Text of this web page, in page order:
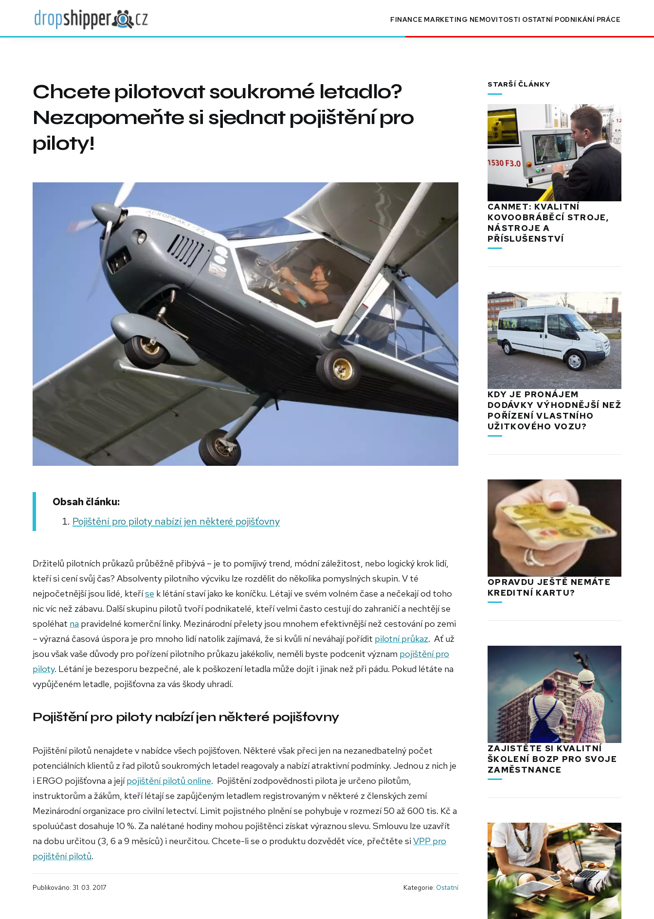
FINANCE MARKETING NEMOVITOSTI OSTATNÍ PODNIKÁNÍ PRÁCE
Chcete pilotovat soukromé letadlo?
Nezapomeňte si sjednat pojištění pro
piloty!
Obsah článku:
Pojištění pro piloty nabízí jen některé pojišťovny
Držitelů pilotních průkazů průběžně přibývá – je to pomíjivý trend, módní záležitost, nebo logický krok lidí,
kteří si cení svůj čas? Absolventy pilotního výcviku lze rozdělit do několika pomyslných skupin. V té
nejpočetnější jsou lidé, kteříse k létání staví jako ke koníčku. Létají ve svém volném čase a nečekají od toho
nic víc než zábavu. Další skupinu pilotů tvoří podnikatelé, kteří velmi často cestují do zahraničí a nechtějí se
spoléhat na pravidelné komerční linky. Mezinárodní přelety jsou mnohem efektivnější než cestování po zemi
– výrazná časová úspora je pro mnoho lidí natolik zajímavá, že si kvůli ní neváhají pořídit pilotní průkaz. Ať už
jsou však vaše důvody pro pořízení pilotního průkazu jakékoliv, neměli byste podcenit význam pojištění pro
piloty. Létání je bezesporu bezpečné, ale k poškození letadla může dojít i jinak než při pádu. Pokud létáte na
vypůjčeném letadle, pojišťovna za vás škody uhradí.
Pojištění pro piloty nabízí jen některé pojišťovny
Pojištění pilotů nenajdete v nabídce všech pojišťoven. Některé však přeci jen na nezanedbatelný počet
potenciálních klientů z řad pilotů soukromých letadel reagovaly a nabízí atraktivní podmínky. Jednou z nich je
i ERGO pojišťovna a jejípojištění pilotů online. Pojištění zodpovědnosti pilota je určeno pilotům,
instruktorům a žákům, kteří létají se zapůjčeným letadlem registrovaným v některé z členských zemí
Mezinárodní organizace pro civilní letectví. Limit pojistného plnění se pohybuje v rozmezí 50 až 600 tis. Kč a
spoluúčast dosahuje 10 %. Za nalétané hodiny mohou pojištěnci získat výraznou slevu. Smlouvu lze uzavřít
na dobu určitou (3, 6 a 9 měsíců) i neurčitou. Chcete-li se o produktu dozvědět více, přečtěte si VPP pro
pojištění pilotů.
Publikováno: 31. 03. 2017 Kategorie: Ostatní
STARŠÍ ČLÁNKY
CANMET: KVALITNÍ
KOVOOBRÁBĚCÍ STROJE,
NÁSTROJE A
PŘÍSLUŠENSTVÍ
KDY JE PRONÁJEM
DODÁVKY VÝHODNĚJŠÍ NEŽ
POŘÍZENÍ VLASTNÍHO
UŽITKOVÉHO VOZU?
OPRAVDU JEŠTĚ NEMÁTE
KREDITNÍ KARTU?
ZAJISTĚTE SI KVALITNÍ
ŠKOLENÍ BOZP PRO SVOJE
ZAMĚSTNANCE